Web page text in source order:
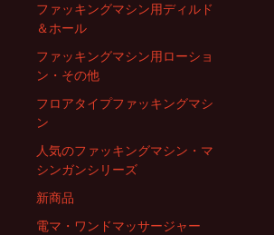
ファッキングマシン用ディルド
＆ホール
ファッキングマシン用ローショ
ン・その他
フロアタイプファッキングマシ
ン
人気のファッキングマシン・マ
シンガンシリーズ
新商品
電マ・ワンドマッサージャー